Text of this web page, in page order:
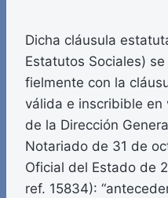
Dicha cláusula
Estatutos Sociales)
fielmente con la
válida e inscribible en
de la Dirección
Notariado de 31 de
Oficial del Estado de
ref. 15834):